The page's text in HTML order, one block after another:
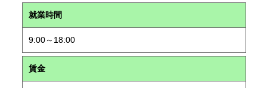
就業時間
9:00～18:00
賃金